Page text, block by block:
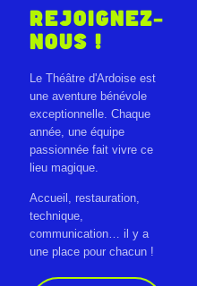
REJOIGNEZ-
NOUS !
Le Théâtre d'Ardoise est
une aventure bénévole
exceptionnelle. Chaque
année, une équipe
passionnée fait vivre ce
lieu magique.
Accueil, restauration,
technique,
communication… il y a
une place pour chacun !